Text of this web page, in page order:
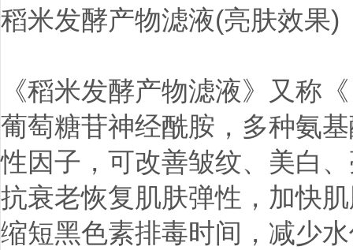
稻米发酵产物滤液(亮肤效果)
《稻米发酵产物滤液》又称
葡萄糖苷神经酰胺，多种氨
性因子，可改善皱纹、美白
抗衰老恢复肌肤弹性，加快
缩短黑色素排毒时间，减少